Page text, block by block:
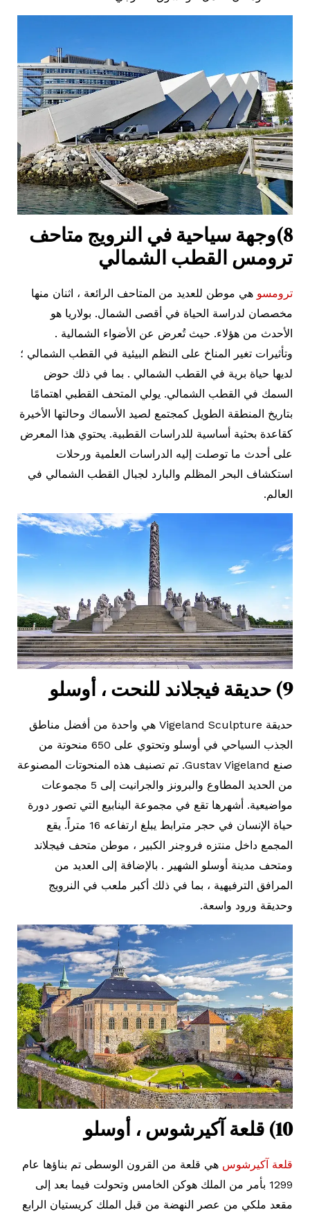
8)وجهة سياحية في النرويج متاحف
ترومس القطب الشمالي
ترومسو هي موطن للعديد من المتاحف الرائعة ، اثنان منها
مخصصان لدراسة الحياة في أقصى الشمال. بولاريا هو
الأحدث من هؤلاء. حيث تُعرض عن الأضواء الشمالية .
وتأثيرات تغير المناخ على النظم البيئية في القطب الشمالي ؛
لديها حياة برية في القطب الشمالي . بما في ذلك حوض
السمك في القطب الشمالي. يولي المتحف القطبي اهتمامًا
بتاريخ المنطقة الطويل كمجتمع لصيد الأسماك وحالتها الأخيرة
كقاعدة بحثية أساسية للدراسات القطبية. يحتوي هذا المعرض
على أحدث ما توصلت إليه الدراسات العلمية ورحلات
استكشاف البحر المظلم والبارد لجبال القطب الشمالي في
العالم.
9) حديقة فيجلاند للنحت ، أوسلو
حديقة Vigeland Sculpture هي واحدة من أفضل مناطق
الجذب السياحي في أوسلو وتحتوي على 650 منحوتة من
صنع Gustav Vigeland. تم تصنيف هذه المنحوتات المصنوعة
من الحديد المطاوع والبرونز والجرانيت إلى 5 مجموعات
مواضيعية. أشهرها تقع في مجموعة الينابيع التي تصور دورة
حياة الإنسان في حجر مترابط يبلغ ارتفاعه 16 متراً. يقع
المجمع داخل منتزه فروجنر الكبير ، موطن متحف فيجلاند
ومتحف مدينة أوسلو الشهير . بالإضافة إلى العديد من
المرافق الترفيهية ، بما في ذلك أكبر ملعب في النرويج
وحديقة ورود واسعة.
10) قلعة آكيرشوس ، أوسلو
قلعة آكيرشوس هي قلعة من القرون الوسطى تم بناؤها عام
1299 بأمر من الملك هوكن الخامس وتحولت فيما بعد إلى
مقعد ملكي من عصر النهضة من قبل الملك كريستيان الرابع